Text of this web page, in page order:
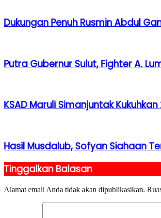
Dukungan Penuh Rusmin Abdul
Putra Gubernur Sulut, Fighter A.
KSAD Maruli Simanjuntak
Hasil Musdalub, Sofyan Siahaan
Tinggalkan Balasan
Alamat email Anda tidak akan dipublikasikan.